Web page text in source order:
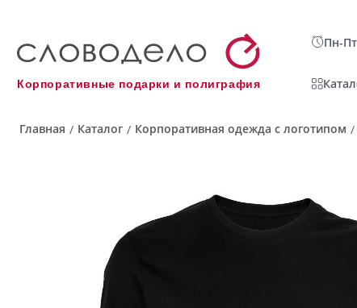
Корпоративные подарки и полиграфия
Пн-
Главная / Каталог / Корпоративная одежда с логотипом /